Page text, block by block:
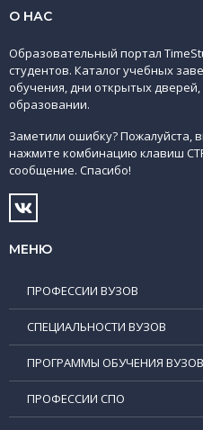
О НАС
Образовательный портал
студентов. Каталог учебных
обучения, дни открытых дверей,
образовании.
Заметили ошибку? Пожалуйста,
нажмите комбинацию клавиш
сообщение. Спасибо!
МЕНЮ
ПРОФЕССИИ ВУЗОВ
СПЕЦИАЛЬНОСТИ ВУЗОВ
ПРОГРАММЫ ОБУЧЕНИЯ ВУЗОВ
ПРОФЕССИИ СПО